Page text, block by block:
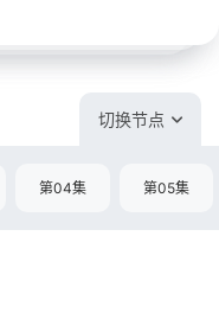
切换节点
第04集 第05集